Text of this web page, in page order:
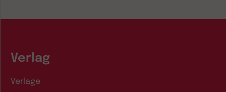
Verlag
Verlage